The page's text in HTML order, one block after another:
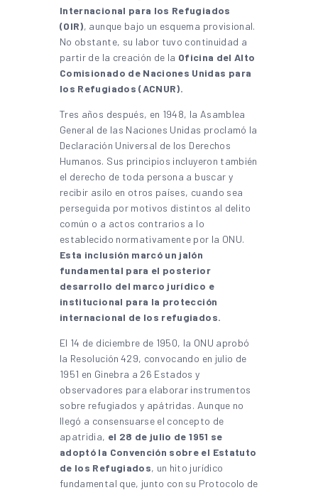
Internacional para los Refugiados
(OIR), aunque bajo un esquema provisional.
No obstante, su labor tuvo continuidad a
partir de la creación de la Oficina del Alto
Comisionado de Naciones Unidas para
los Refugiados (ACNUR).
Tres años después, en 1948, la Asamblea
General de las Naciones Unidas proclamó la
Declaración Universal de los Derechos
Humanos. Sus principios incluyeron también
el derecho de toda persona a buscar y
recibir asilo en otros países, cuando sea
perseguida por motivos distintos al delito
común o a actos contrarios a lo
establecido normativamente por la ONU.
Esta inclusión marcó un jalón
fundamental para el posterior
desarrollo del marco jurídico e
institucional para la protección
internacional de los refugiados.
El 14 de diciembre de 1950, la ONU aprobó
la Resolución 429, convocando en julio de
1951 en Ginebra a 26 Estados y
observadores para elaborar instrumentos
sobre refugiados y apátridas. Aunque no
llegó a consensuarse el concepto de
apatridia, el 28 de julio de 1951 se
adoptó la Convención sobre el Estatuto
de los Refugiados, un hito jurídico
fundamental que, junto con su Protocolo de